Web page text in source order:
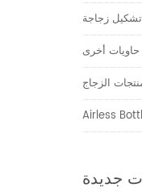
حاويات أخرى
الزجاج
Airless
جديدة